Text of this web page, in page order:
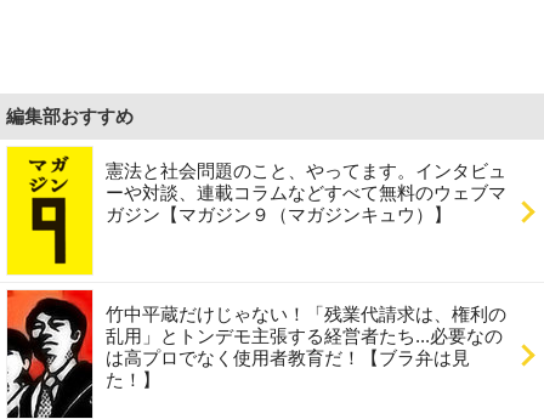
編集部おすすめ
憲法と社会問題のこと、やってます。インタビュ
ーや対談、連載コラムなどすべて無料のウェブマ
ガジン【マガジン９（マガジンキュウ）】
竹中平蔵だけじゃない！「残業代請求は、権利の
乱用」とトンデモ主張する経営者たち...必要なの
は高プロでなく使用者教育だ！【ブラ弁は見
た！】